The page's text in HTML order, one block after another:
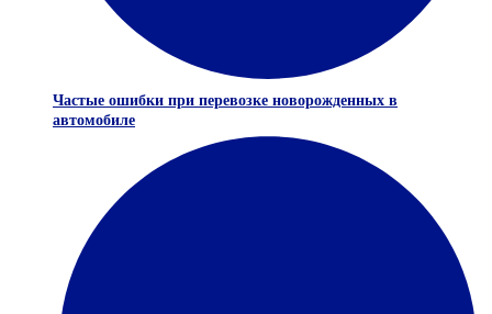
Частые ошибки при перевозке новорожденных в
автомобиле